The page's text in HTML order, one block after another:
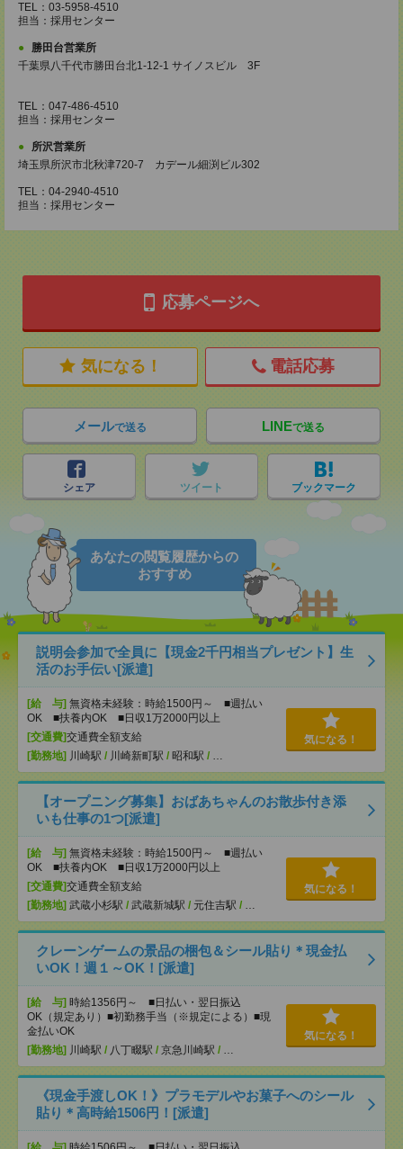
TEL：03-5958-4510
担当：採用センター
勝田台営業所
千葉県八千代市勝田台北1-12-1 サイノスビル 3F
TEL：047-486-4510
担当：採用センター
所沢営業所
埼玉県所沢市北秋津720-7 カデール細渕ビル302
TEL：04-2940-4510
担当：採用センター
応募ページへ
気になる！ 電話応募
メールで送る LINEで送る
シェア ツイート ブックマーク
あなたの閲覧履歴からの
おすすめ
説明会参加で全員に【現金2千円相当プレゼント】生
活のお手伝い[派遣]
[給 与] 無資格未経験：時給1500円～ ■週払い
OK ■扶養内OK ■日収1万2000円以上
[交通費]交通費全額支給
[勤務地] 川崎駅 / 川崎新町駅 / 昭和駅 / …
気になる！
【オープニング募集】おばあちゃんのお散歩付き添
いも仕事の1つ[派遣]
[給 与] 無資格未経験：時給1500円～ ■週払い
OK ■扶養内OK ■日収1万2000円以上
[交通費]交通費全額支給
[勤務地] 武蔵小杉駅 / 武蔵新城駅 / 元住吉駅 / …
気になる！
クレーンゲームの景品の梱包＆シール貼り＊現金払
いOK！週１～OK！[派遣]
[給 与] 時給1356円～ ■日払い・翌日振込
OK（規定あり）■初勤務手当（※規定による）■現
金払いOK
[勤務地] 川崎駅 / 八丁畷駅 / 京急川崎駅 / …
気になる！
《現金手渡しOK！》プラモデルやお菓子へのシール
貼り＊高時給1506円！[派遣]